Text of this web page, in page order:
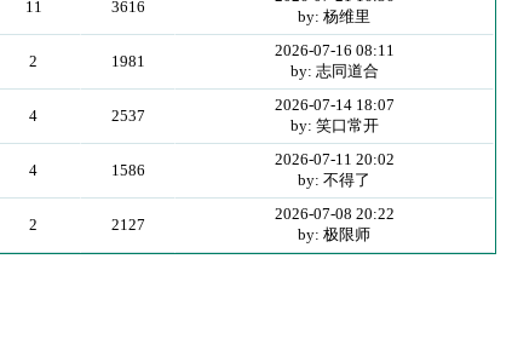
11 3616
by: 杨维里
2 1981
2026-07-16 08:11
by: 志同道合
4 2537
2026-07-14 18:07
by: 笑口常开
4 1586
2026-07-11 20:02
by: 不得了
2 2127
2026-07-08 20:22
by: 极限师